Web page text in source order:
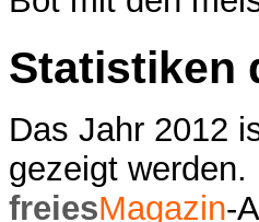
Statistiken
Das Jahr 2012
gezeigt
freiesMagazin-